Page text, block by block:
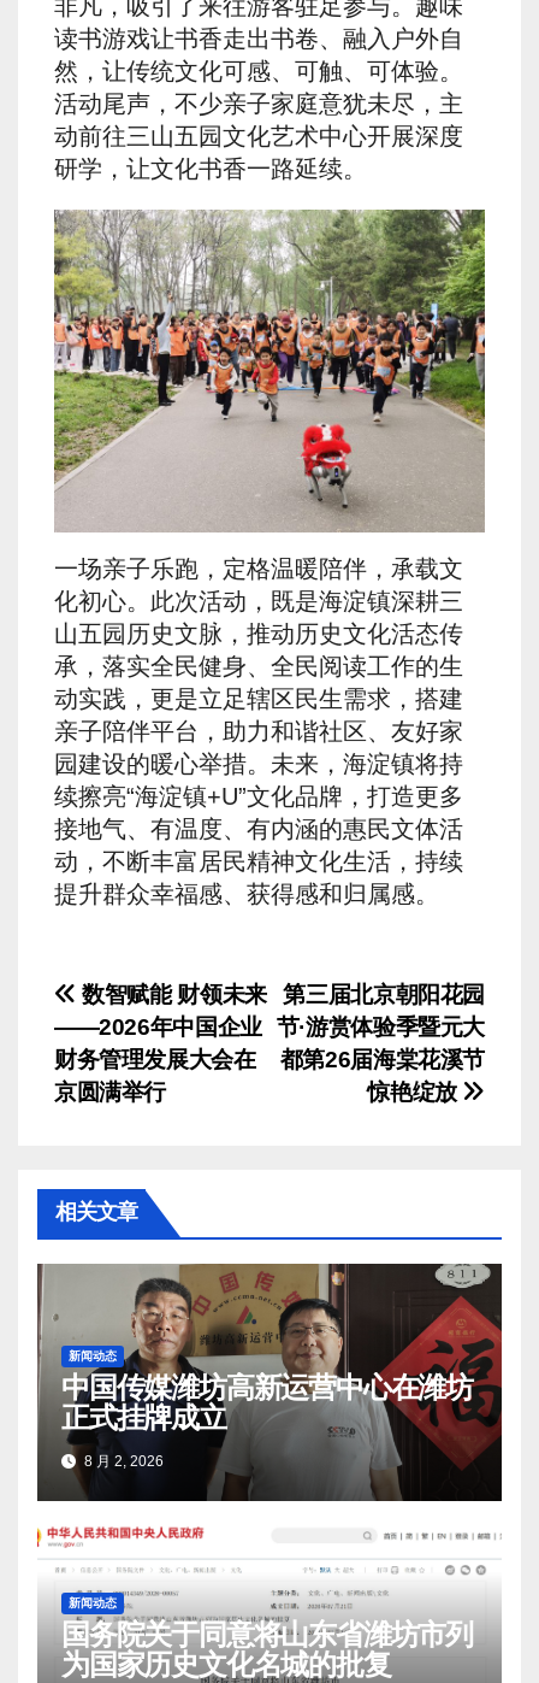
非凡，吸引了来往游客驻足参与。趣味
读书游戏让书香走出书卷、融入户外自
然，让传统文化可感、可触、可体验。
活动尾声，不少亲子家庭意犹未尽，主
动前往三山五园文化艺术中心开展深度
研学，让文化书香一路延续。
一场亲子乐跑，定格温暖陪伴，承载文
化初心。此次活动，既是海淀镇深耕三
山五园历史文脉，推动历史文化活态传
承，落实全民健身、全民阅读工作的生
动实践，更是立足辖区民生需求，搭建
亲子陪伴平台，助力和谐社区、友好家
园建设的暖心举措。未来，海淀镇将持
续擦亮“海淀镇+U”文化品牌，打造更多
接地气、有温度、有内涵的惠民文体活
动，不断丰富居民精神文化生活，持续
提升群众幸福感、获得感和归属感。
文
章
导
第三届北京朝阳花园
节·游赏体验季暨元大
都第26届海棠花溪节
惊艳绽放
数智赋能 财领未来
——2026年中国企业
财务管理发展大会在
京圆满举行
相关文章
新闻动态
中国传媒潍坊高新运营中心在潍坊
正式挂牌成立
8 月 2, 2026
新闻动态
国务院关于同意将山东省潍坊市列
为国家历史文化名城的批复